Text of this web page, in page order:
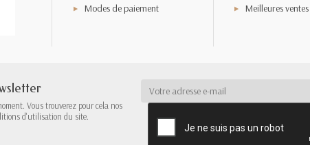
Modes de paiement
Meilleures ventes
Vous trouverez pour cela nos
d'utilisation du site.